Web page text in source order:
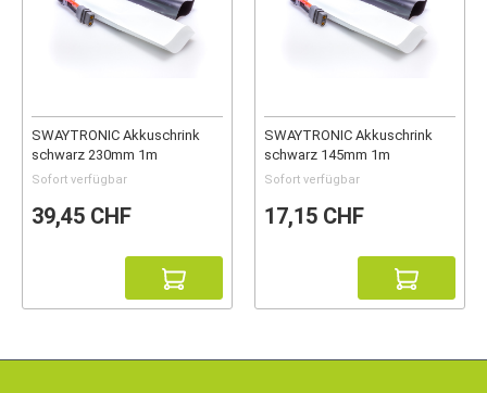
SWAYTRONIC Akkuschrink
schwarz 230mm 1m
Sofort verfügbar
39,45 CHF
SWAYTRONIC Akkuschrink
schwarz 145mm 1m
Sofort verfügbar
17,15 CHF